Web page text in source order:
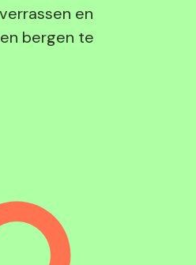
en
bergen te